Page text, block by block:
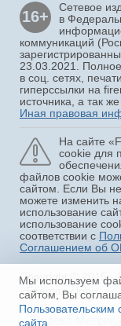
16+
Сетевое
в
коммуникаций
23.03.2021.
в соц. сетях,
гиперссылки на
источника, а так
Иная правовая
На сайте
cookie для
файлов cookie
сайтом. Если Вы
можете изменить
использование
использование
соответствии с
Соглашением об
Copyright © 2015 -
«Fireman.club»
Мы используем
сайтом, Вы
Пользовательским
сайта